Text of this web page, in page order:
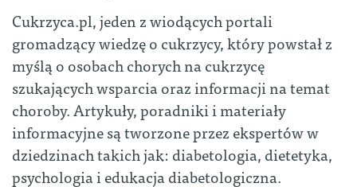
Cukrzyca.pl, jeden z wiodących portali
gromadzący wiedzę o cukrzycy, który powstał z
myślą o osobach chorych na cukrzycę
szukających wsparcia oraz informacji na temat
choroby. Artykuły, poradniki i materiały
informacyjne są tworzone przez ekspertów w
dziedzinach takich jak: diabetologia, dietetyka,
psychologia i edukacja diabetologiczna.